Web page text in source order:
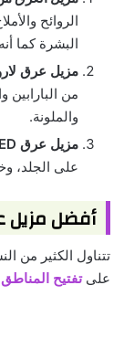
الروائح
البشرة كما
مزيل عرق
من البارابين
والملونة.
مزيل عرق QV NAKED للبشرة الحساسة
على الجلد،
أفضل مزيل
تتناول الكثير من
علىتفتيح